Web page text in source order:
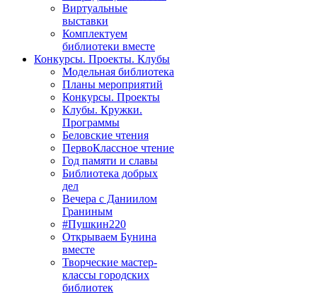
Виртуальные
выставки
Комплектуем
библиотеки вместе
Конкурсы. Проекты. Клубы
Модельная библиотека
Планы мероприятий
Конкурсы. Проекты
Клубы. Кружки.
Программы
Беловские чтения
ПервоКлассное чтение
Год памяти и славы
Библиотека добрых
дел
Вечера с Даниилом
Граниным
#Пушкин220
Открываем Бунина
вместе
Творческие мастер-
классы городских
библиотек